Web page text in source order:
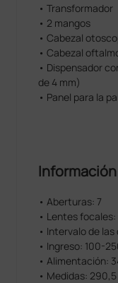
• Transformador
• 2 mangos
• Cabezal
• Cabezal
• Dispensador
de 4 mm)
• Panel para la
• Aberturas: 7
• Lentes focales:
• Intervalo de
• Ingreso: 100-
• Alimentación:
• Medidas: 290,5